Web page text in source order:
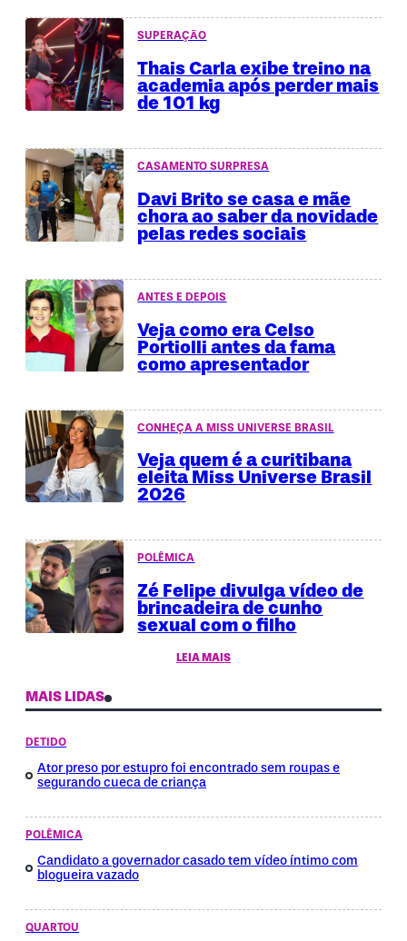
SUPERAÇÃO
Thais Carla exibe treino na
academia após perder mais
de 101 kg
CASAMENTO SURPRESA
Davi Brito se casa e mãe
chora ao saber da novidade
pelas redes sociais
ANTES E DEPOIS
Veja como era Celso
Portiolli antes da fama
como apresentador
CONHEÇA A MISS UNIVERSE BRASIL
Veja quem é a curitibana
eleita Miss Universe Brasil
2026
POLÊMICA
Zé Felipe divulga vídeo de
brincadeira de cunho
sexual com o filho
LEIA MAIS
MAIS LIDAS
DETIDO
Ator preso por estupro foi encontrado sem roupas e
segurando cueca de criança
POLÊMICA
Candidato a governador casado tem vídeo íntimo com
blogueira vazado
QUARTOU